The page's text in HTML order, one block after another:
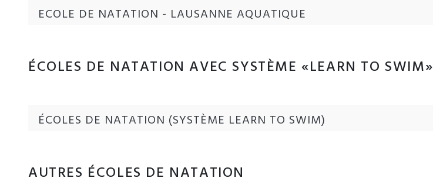
ECOLE DE NATATION - LAUSANNE AQUATIQUE
ÉCOLES DE NATATION AVEC SYSTÈME «LEARN TO SWIM»
ÉCOLES DE NATATION (SYSTÈME LEARN TO SWIM)
AUTRES ÉCOLES DE NATATION